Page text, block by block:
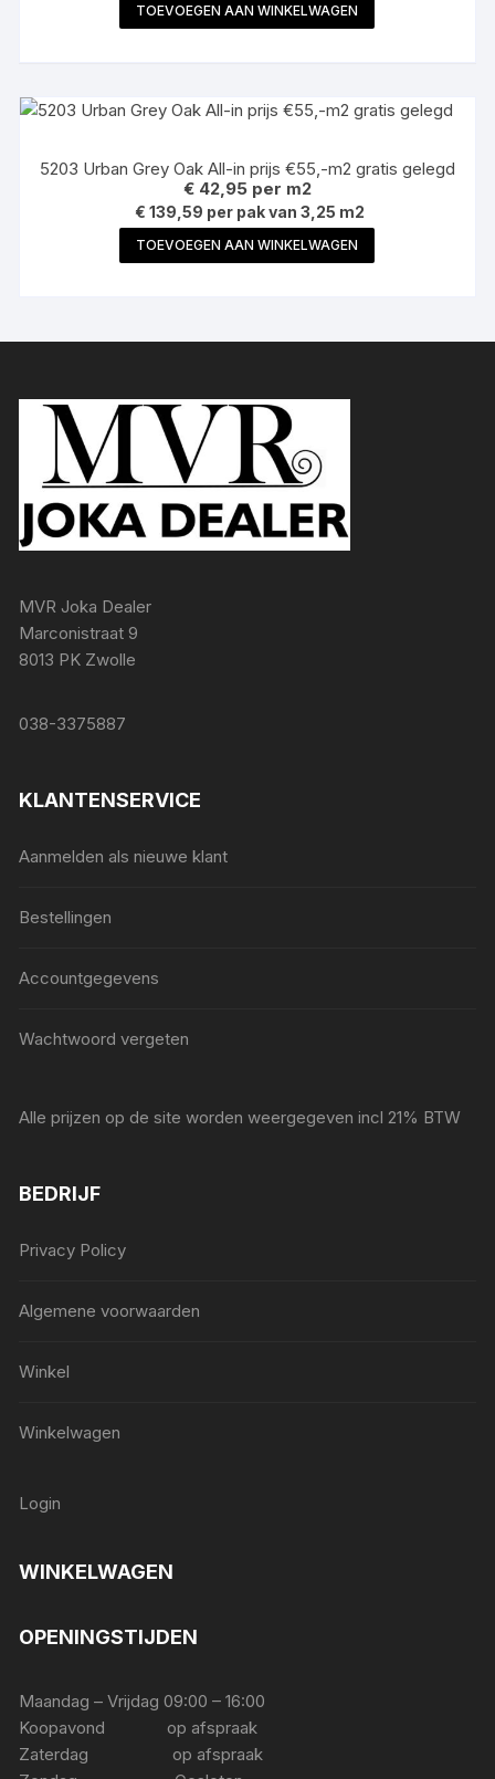
TOEVOEGEN AAN WINKELWAGEN
5203 Urban Grey Oak All-in prijs €55,-m2 gratis gelegd
€42,95per m2
€ 139,59 per pak van 3,25 m2
TOEVOEGEN AAN WINKELWAGEN
MVR Joka Dealer
Marconistraat 9
8013 PK Zwolle
038-3375887
KLANTENSERVICE
Aanmelden als nieuwe klant
Bestellingen
Accountgegevens
Wachtwoord vergeten
Alle prijzen op de site worden weergegeven incl 21% BTW
BEDRIJF
Privacy Policy
Algemene voorwaarden
Winkel
Winkelwagen
Login
WINKELWAGEN
OPENINGSTIJDEN
Maandag – Vrijdag 09:00 – 16:00
Koopavond op afspraak
Zaterdag op afspraak